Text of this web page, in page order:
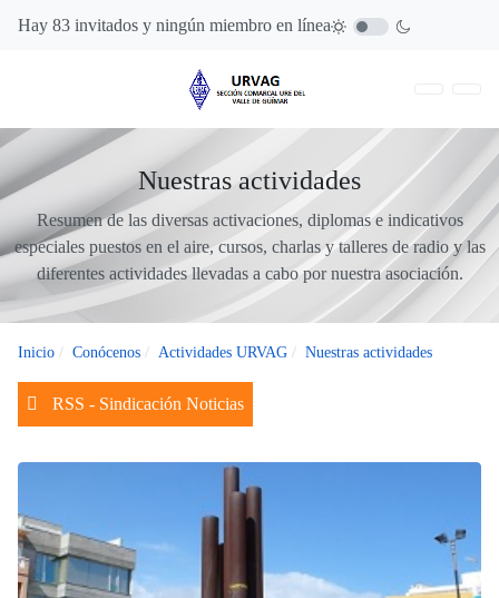
Hay 83 invitados y ningún miembro en línea
Nuestras actividades
Resumen de las diversas activaciones, diplomas e indicativos
especiales puestos en el aire, cursos, charlas y talleres de radio y las
diferentes actividades llevadas a cabo por nuestra asociación.
Inicio Conócenos Actividades URVAG Nuestras actividades
RSS - Sindicación Noticias